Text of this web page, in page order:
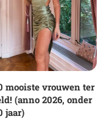
mooiste vrouwen ter
(anno 2026, onder
jaar)